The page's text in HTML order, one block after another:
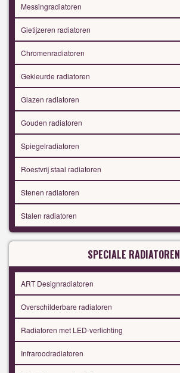
Messingradiatoren
Gietijzeren radiatoren
Chromenradiatoren
Gekleurde radiatoren
Glazen radiatoren
Gouden radiatoren
Spiegelradiatoren
Roestvrij staal radiatoren
Stenen radiatoren
Stalen radiatoren
SPECIALE RADIATOREN
ART Designradiatoren
Overschilderbare radiatoren
Radiatoren met LED-verlichting
Infraroodradiatoren